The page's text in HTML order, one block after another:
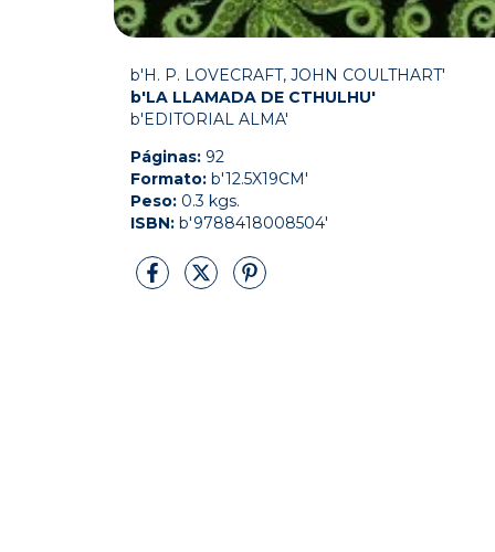
b'H. P. LOVECRAFT, JOHN COULTHART'
b'LA LLAMADA DE CTHULHU'
b'EDITORIAL ALMA'
Páginas: 92
Formato: b'12.5X19CM'
Peso: 0.3 kgs.
ISBN: b'9788418008504'